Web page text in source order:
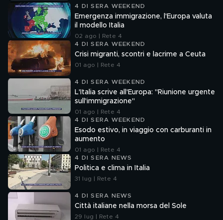
4 DI SERA WEEKEND
Emergenza immigrazione, l'Europa valuta
il modello Italia
02 ago | Rete 4
4 DI SERA WEEKEND
Crisi migranti, scontri e lacrime a Ceuta
01 ago | Rete 4
4 DI SERA WEEKEND
L'Italia scrive all'Europa: "Riunione urgente
sull'immigrazione"
01 ago | Rete 4
4 DI SERA WEEKEND
Esodo estivo, in viaggio con carburanti in
aumento
01 ago | Rete 4
4 DI SERA NEWS
Politica e clima in Italia
31 lug | Rete 4
4 DI SERA NEWS
Città italiane nella morsa del Sole
29 lug | Rete 4